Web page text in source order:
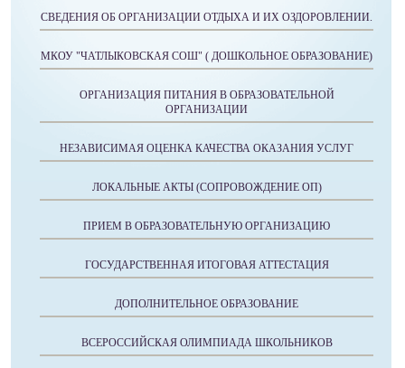
СВЕДЕНИЯ ОБ ОРГАНИЗАЦИИ ОТДЫХА И ИХ ОЗДОРОВЛЕНИИ.
МКОУ "ЧАТЛЫКОВСКАЯ СОШ" ( ДОШКОЛЬНОЕ ОБРАЗОВАНИЕ)
ОРГАНИЗАЦИЯ ПИТАНИЯ В ОБРАЗОВАТЕЛЬНОЙ
ОРГАНИЗАЦИИ
НЕЗАВИСИМАЯ ОЦЕНКА КАЧЕСТВА ОКАЗАНИЯ УСЛУГ
ЛОКАЛЬНЫЕ АКТЫ (СОПРОВОЖДЕНИЕ ОП)
ПРИЕМ В ОБРАЗОВАТЕЛЬНУЮ ОРГАНИЗАЦИЮ
ГОСУДАРСТВЕННАЯ ИТОГОВАЯ АТТЕСТАЦИЯ
ДОПОЛНИТЕЛЬНОЕ ОБРАЗОВАНИЕ
ВСЕРОССИЙСКАЯ ОЛИМПИАДА ШКОЛЬНИКОВ